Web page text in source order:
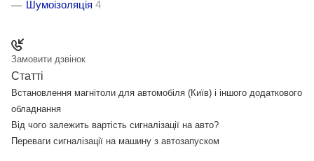
Шумоізоляція 4
Замовити дзвінок
Статті
Встановлення магнітоли для автомобіля (Київ) і іншого додаткового
обладнання
Від чого залежить вартість сигналізації на авто?
Переваги сигналізації на машину з автозапуском